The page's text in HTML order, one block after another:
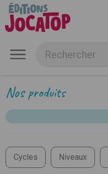
Nos produits
Cycles Niveaux